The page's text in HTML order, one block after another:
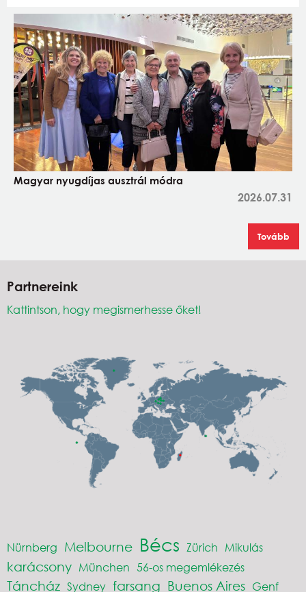
Magyar nyugdíjas ausztrál módra
2026.07.31
Tovább
Partnereink
Kattintson, hogy megismerhesse őket!
Nürnberg Melbourne Bécs Zürich Mikulás
karácsony München 56-os megemlékezés
Táncház Sydney farsang Buenos Aires Genf